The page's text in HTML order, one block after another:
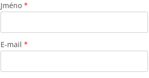
Jméno *
E-mail *